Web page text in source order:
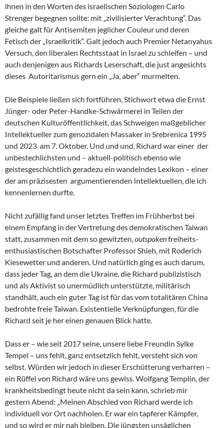
ihnen in den Worten des israelischen Soziologen Carlo
Strenger begegnen sollte: mit „zivilisierter Verachtung“. Das
gleiche galt für Antisemiten jeglicher Couleur und deren
Fetisch der „Israelkritik“. Galt jedoch auch Premier Netanyahus
Versuch, den liberalen Rechtsstaat in Israel zu schleifen – und
auch denjenigen aus Richards Leserschaft, die just angesichts
dieses Autoritarismus gern ein „Ja, aber“ murmelten.
Die Beispiele ließen sich fortführen, Stichwort etwa die Ernst
Jünger- oder Peter-Handke-Schwärmerei in Teilen der
deutschen Kulturöffentlichkeit, das Schweigen maßgeblicher
Intellektueller zum genozidalen Massaker in Srebrenica 1995
und 2023 am 7. Oktober. Und und und. Richard war einer der
unbestechlichsten und – aktuell-politisch ebenso wie
geistesgeschichtlich geradezu ein wandelndes Lexikon – einer
der am präzisesten argumentierenden Intellektuellen, die ich
kennenlernen durfte.
Nicht zufällig fand unser letztes Treffen im Frühherbst bei
einem Empfang in der Vertretung des demokratischen Taiwan
statt, zusammen mit dem so gewitzten,outspokenfreiheits-
enthusiastischen Botschafter Professor Shieh, mit Roderich
Kiesewetter und anderen. Und natürlich ging es auch darum,
dass jeder Tag, an dem die Ukraine, die Richard publizistisch
und als Aktivist so unermüdlich unterstützte, militärisch
standhält, auch ein guter Tag ist für das vom totalitären China
bedrohte freie Taiwan. Existentielle Verknüpfungen, für die
Richard seit je her einen genauen Blick hatte.
Dass er – wie seit 2017 seine, unsere liebe Freundin Sylke
Tempel – uns fehlt, ganz entsetzlich fehlt, versteht sich von
selbst. Würden wir jedoch in dieser Erschütterung verharren –
ein Rüffel von Richard wäre uns gewiss. Wolfgang Templin, der
krankheitsbedingt heute nicht da sein kann, schrieb mir
gestern Abend: „Meinen Abschied von Richard werde ich
individuell vor Ort nachholen. Er war ein tapferer Kämpfer,
und so wird er mir nah bleiben. Die jüngsten unsäglichen